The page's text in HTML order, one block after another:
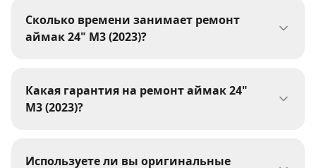
Сколько времени занимает ремонт
аймак 24" M3 (2023)?
мы выполняем за 30-60 минут. Сложные
работы (пайка, восстановление после воды)
Какая гарантия на ремонт аймак 24"
M3 (2023)?
даём гарантию 1 год. Гарантия
Используете ли вы оригинальные